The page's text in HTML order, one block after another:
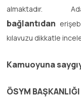
almaktadır.
bağlantıdan
kılavuzu dikkatle
Kamuoyuna
ÖSYM BAŞKANLIĞI